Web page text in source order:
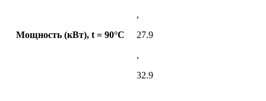
Мощность (кВт), t = 90°C
,
27.9
,
32.9